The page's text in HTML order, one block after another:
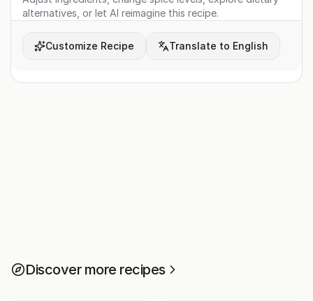
alternatives, or let AI reimagine this recipe.
Customize Recipe Translate to English
Discover more recipes